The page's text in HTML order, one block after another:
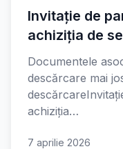
Invitație de
achiziția de
Documentele
descărcare mai
achiziția…
7 aprilie 2026